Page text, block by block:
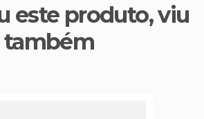
este produto, viu
também